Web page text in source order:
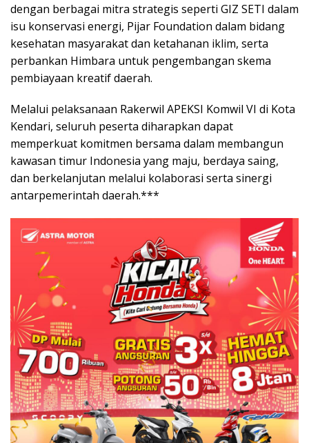
dengan berbagai mitra strategis seperti GIZ SETI dalam
isu konservasi energi, Pijar Foundation dalam bidang
kesehatan masyarakat dan ketahanan iklim, serta
perbankan Himbara untuk pengembangan skema
pembiayaan kreatif daerah.
Melalui pelaksanaan Rakerwil APEKSI Komwil VI di Kota
Kendari, seluruh peserta diharapkan dapat
memperkuat komitmen bersama dalam membangun
kawasan timur Indonesia yang maju, berdaya saing,
dan berkelanjutan melalui kolaborasi serta sinergi
antarpemerintah daerah.***